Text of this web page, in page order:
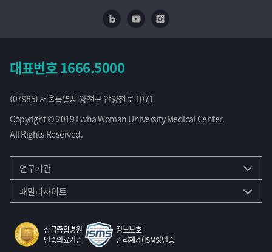
네이버 블로그
유투브
대표번호1666.5000
(07985) 서울특별시 양천구 안양천로 1071
Copyright © 2019 Ewha Woman University Medical Center.
All Rights Reserved.
연구기관
패밀리사이트
상급종합병원
인증의료기관
정보보호
관리체계(ISMS)인증